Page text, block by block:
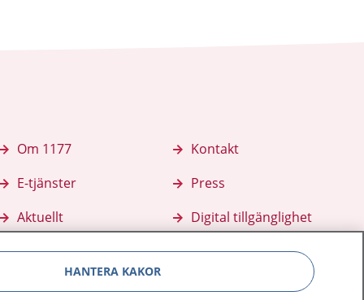
Om 1177
E-tjänster
Aktuellt
Kontakt
Press
Digital tillgänglighet
HANTERA KAKOR